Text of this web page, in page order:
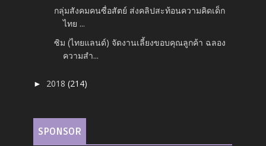
กลุ่มสังคมคนซื่อสัตย์ ส่งคลิปสะท้อนความคิดเด็ก
ไทย ...
ซิม (ไทยแลนด์) จัดงานเลี้ยงขอบคุณลูกค้า ฉลอง
ความสำ...
► 2018(214)
SPONSOR